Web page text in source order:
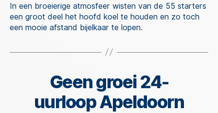
In een broeierige atmosfeer wisten van de 55 starters
een groot deel het hoofd koel te houden en zo toch
een mooie afstand bijelkaar te lopen.
Categorieën
Geen groei 24-
uurloop Apeldoorn